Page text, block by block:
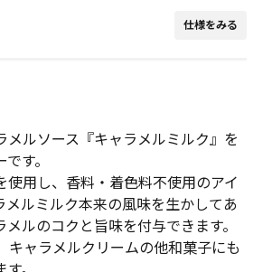
仕様をみる
メルソース『キャラメルミルク』を
す。
使用し、香料・着色料不使用のアイ
メルミルク本来の風味を生かしてあ
メルのコクと旨味を付与できます。
キャラメルクリームの他和菓子にも